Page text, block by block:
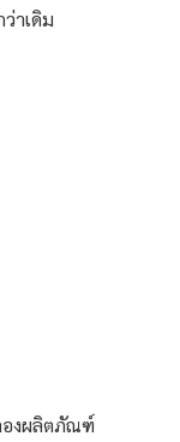
าเดิม
องผลิตภัณฑ์